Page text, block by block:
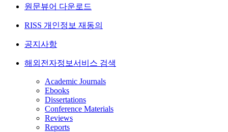
원문뷰어 다운로드
RISS 개인정보 재동의
공지사항
해외전자정보서비스 검색
Academic Journals
Ebooks
Dissertations
Conference Materials
Reviews
Reports